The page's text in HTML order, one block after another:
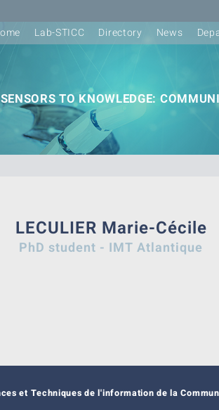
Lab-STICC Directory News
TO KNOWLEDGE:
LECULIER Marie-Cécile
PhD student - IMT Atlantique
et Techniques de l'information de la